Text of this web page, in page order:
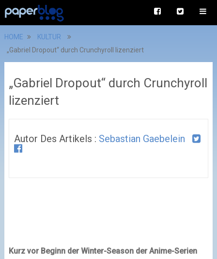
HOME
KULTUR
„Gabriel Dropout“ durch Crunchyroll lizenziert
„Gabriel Dropout“ durch Crunchyroll
lizenziert
Autor Des Artikels : Sebastian Gaebelein
Kurz vor Beginn der Winter-Season der Anime-Serien